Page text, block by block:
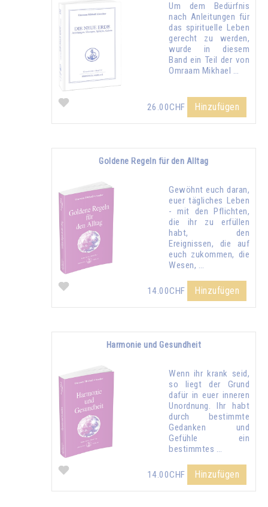
Um dem Bedürfnis
nach Anleitungen für
das spirituelle Leben
gerecht zu werden,
wurde in diesem
Band ein Teil der von
Omraam Mikhael …
26.00CHF Hinzufügen
Goldene Regeln für den Alltag
Gewöhnt euch daran,
euer tägliches Leben
- mit den Pflichten,
die ihr zu erfüllen
habt, den
Ereignissen, die auf
euch zukommen, die
Wesen, …
14.00CHF Hinzufügen
Harmonie und Gesundheit
Wenn ihr krank seid,
so liegt der Grund
dafür in euer inneren
Unordnung. Ihr habt
durch bestimmte
Gedanken und
Gefühle ein
bestimmtes …
14.00CHF Hinzufügen